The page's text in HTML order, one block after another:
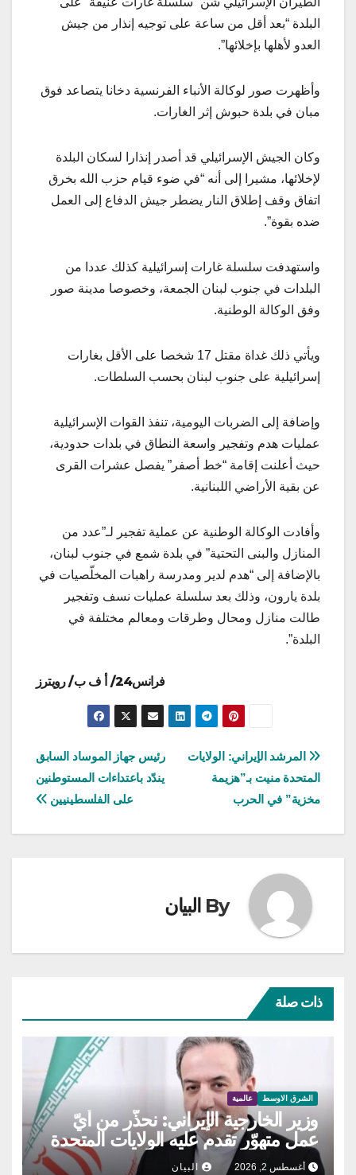
البلدة “بعد أقل من ساعة على توجيه إنذار من جيش
العدو لأهلها بإخلائها”.
وأظهرت صور لوكالة الأنباء الفرنسية دخانا يتصاعد فوق
مبان في بلدة حبوش إثر الغارات.
وكان الجيش الإسرائيلي قد أصدر إنذارا لسكان البلدة
لإخلائها، مشيرا إلى أنه “في ضوء قيام حزب الله بخرق
اتفاق وقف إطلاق النار يضطر جيش الدفاع إلى العمل
ضده بقوة”.
واستهدفت سلسلة غارات إسرائيلية كذلك عددا من
البلدات في جنوب لبنان الجمعة، وخصوصا مدينة صور
وفق الوكالة الوطنية.
ويأتي ذلك غداة مقتل 17 شخصا على الأقل بغارات
إسرائيلية على جنوب لبنان بحسب السلطات.
وإضافة إلى الضربات اليومية، تنفذ القوات الإسرائيلية
عمليات هدم وتفجير واسعة النطاق في بلدات حدودية،
حيث أعلنت إقامة “خط أصفر” يفصل عشرات القرى
عن بقية الأراضي اللبنانية.
وأفادت الوكالة الوطنية عن عملية تفجير لـ”عدد من
المنازل والبنى التحتية” في بلدة شمع في جنوب لبنان،
بالإضافة إلى “هدم لدير ومدرسة راهبات المخلّصيات في
بلدة يارون، وذلك بعد سلسلة عمليات نسف وتفجير
طالت منازل ومحال وطرقات ومعالم مختلفة في
البلدة”.
فرانس24/ أ ف ب/ رويترز
تصفّح
المقالات
رئيس جهاز الموساد السابق
يندّد باعتداءات المستوطنين
على الفلسطينيين
المرشد الإيراني: الولايات
المتحدة منيت بـ”هزيمة
مخزية” في الحرب
By البيان
ذات صلة
الشرق الاوسط عالمية
وزير الخارجية الإيراني: نحذّر من أيّ
عمل متهوّر تقدم عليه الولايات المتحدة
أغسطس 2, 2026 البيان